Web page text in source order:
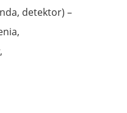
detektor) –